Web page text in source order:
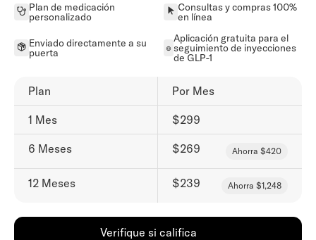
Plan de medicación
personalizado
Consultas y compras 100%
en línea
Enviado directamente a su
puerta
Aplicación gratuita para el
seguimiento de inyecciones
de GLP-1
Plan Por Mes
1 Mes $299
6 Meses $269 Ahorra $420
12 Meses $239 Ahorra $1,248
Verifique si califica